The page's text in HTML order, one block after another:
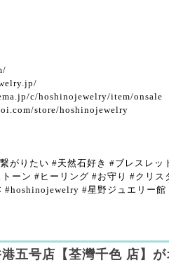
c/hoshinojewelry/item/onsale
store/hoshinojewelry
がりたい #天然石好き #ブレスレッ
ーン #ヒーリング #お守り #クリス
#hoshinojewelry #星野ジュエリー
五号店【荃灣千色 店】